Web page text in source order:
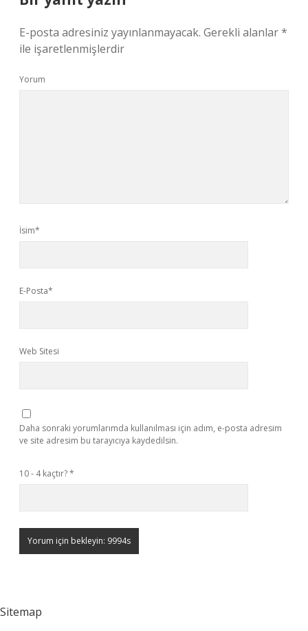
E-posta adresiniz yayınlanmayacak. Gerekli alanlar*
ile işaretlenmişlerdir
Yorum
İsim*
E-Posta*
Web Sitesi
Daha sonraki yorumlarımda kullanılması için adım, e-posta adresim
ve site adresim bu tarayıcıya kaydedilsin.
10 - 4 kaçtır?*
Sitemap